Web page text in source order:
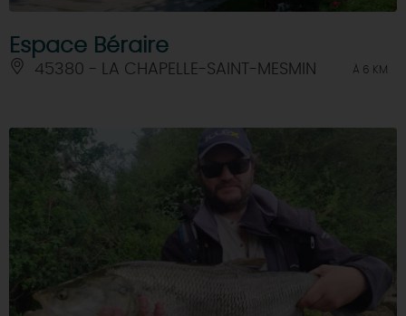
Espace Béraire
45380 - LA CHAPELLE-SAINT-MESMIN À 6 KM